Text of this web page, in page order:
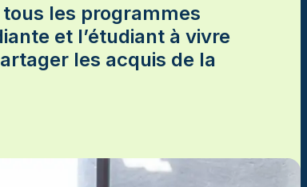
les programmes
et l’étudiant à vivre
les acquis de la